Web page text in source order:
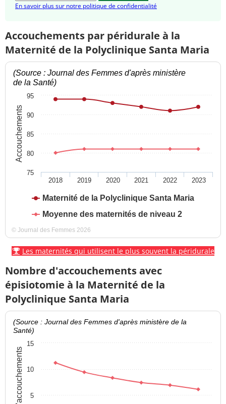
En savoir plus sur notre politique de confidentialité
Accouchements par péridurale à la
Maternité de la Polyclinique Santa Maria
Accouchements
(Source : Journal des Femmes d'après ministère
de la Santé)
Maternité de la Polyclinique Santa Maria
Moyenne des maternités de niveau 2
2018 2019 2020 2021 2022 2023
75
80
85
90
95
© Journal des Femmes 2026
Les maternités qui utilisent le plus souvent la péridurale
Nombre d'accouchements avec
épisiotomie à la Maternité de la
Polyclinique Santa Maria
% d'accouchements
(Source : Journal des Femmes d'après ministère de la
Santé)
5
10
15